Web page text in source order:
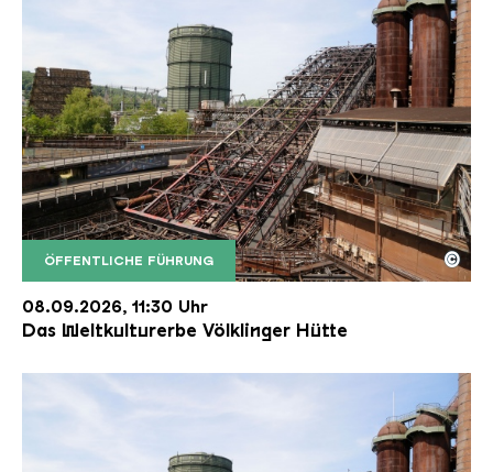
ÖFFENTLICHE FÜHRUNG
Der Erzschrägaufzug der Völklinger Hütte mit
Copyright: Weltkulturerbe Völklinger Hütte | Karl
©
08.09.2026, 11:30 Uhr
Das Weltkulturerbe Völklinger Hütte